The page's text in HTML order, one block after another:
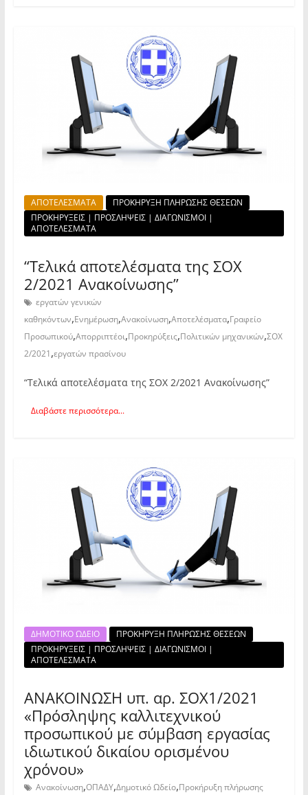
ΑΠΟΤΕΛΕΣΜΑΤΑ
ΠΡΟΚΗΡΥΞΗ ΠΛΗΡΩΣΗΣ ΘΕΣΕΩΝ
ΠΡΟΚΗΡΥΞΕΙΣ | ΠΡΟΣΛΗΨΕΙΣ | ΔΙΑΓΩΝΙΣΜΟΙ |
ΑΠΟΤΕΛΕΣΜΑΤΑ
“Τελικά αποτελέσματα της ΣΟΧ
2/2021 Ανακοίνωσης”
εργατών γενικών
καθηκόντων,Ενημέρωση,Ανακοίνωση,Αποτελέσματα,Γραφείο
Προσωπικού,Απορριπτέοι,Προκηρύξεις,Πολιτικών μηχανικών,ΣΟΧ
2/2021,εργατών πρασίνου
“Τελικά αποτελέσματα της ΣΟΧ 2/2021 Ανακοίνωσης”
Διαβάστε περισσότερα...
ΔΗΜΟΤΙΚΟ ΩΔΕΙΟ
ΠΡΟΚΗΡΥΞΗ ΠΛΗΡΩΣΗΣ ΘΕΣΕΩΝ
ΠΡΟΚΗΡΥΞΕΙΣ | ΠΡΟΣΛΗΨΕΙΣ | ΔΙΑΓΩΝΙΣΜΟΙ |
ΑΠΟΤΕΛΕΣΜΑΤΑ
ΑΝΑΚΟΙΝΩΣΗ υπ. αρ. ΣΟΧ1/2021
«Πρόσληψης καλλιτεχνικού
προσωπικού με σύμβαση εργασίας
ιδιωτικού δικαίου ορισμένου
χρόνου»
Ανακοίνωση,ΟΠΑΔΥ,Δημοτικό Ωδείο,Προκήρυξη πλήρωσης